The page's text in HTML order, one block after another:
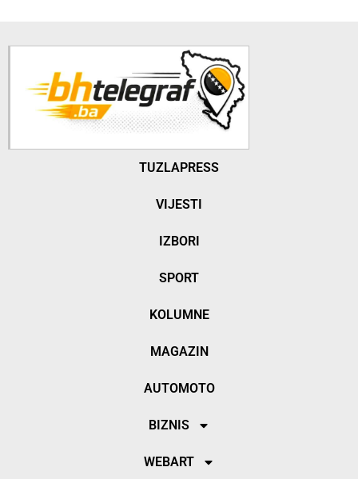
TUZLAPRESS
VIJESTI
IZBORI
SPORT
KOLUMNE
MAGAZIN
AUTOMOTO
BIZNIS
WEBART